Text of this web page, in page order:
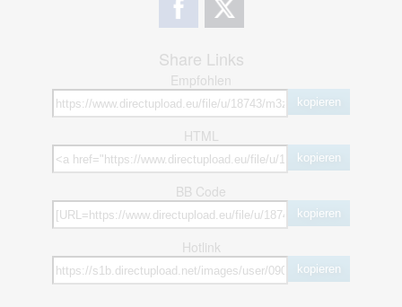
Share Links
Empfohlen
kopieren
HTML
kopieren
BB Code
kopieren
Hotlink
kopieren